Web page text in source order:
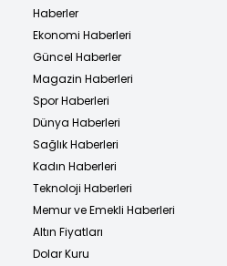
Haberler
Ekonomi Haberleri
Güncel Haberler
Magazin Haberleri
Spor Haberleri
Dünya Haberleri
Sağlık Haberleri
Kadın Haberleri
Teknoloji Haberleri
Memur ve Emekli Haberleri
Altın Fiyatları
Dolar Kuru